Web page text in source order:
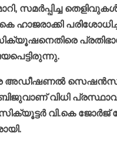
സമര്‍പ്പിച്ച
ഹാജരാക്കി
അഡീഷണല്‍
വിധി
വി.കെ ജോര്‍ജ്